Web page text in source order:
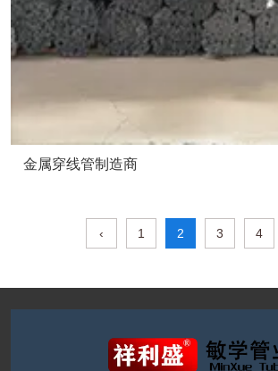
金属穿线管制造商
‹ 1 2 3 4